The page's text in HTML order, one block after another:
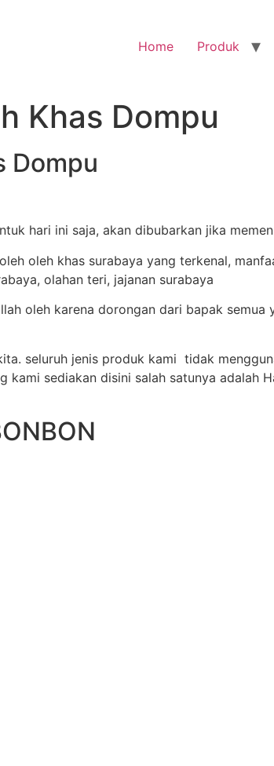
Home Produk
Khas Dompu
Dompu
hari ini saja, akan dibubarkan jika
oleh karena dorongan dari bapak
seluruh jenis produk kami tidak
sediakan disini salah satunya adalah